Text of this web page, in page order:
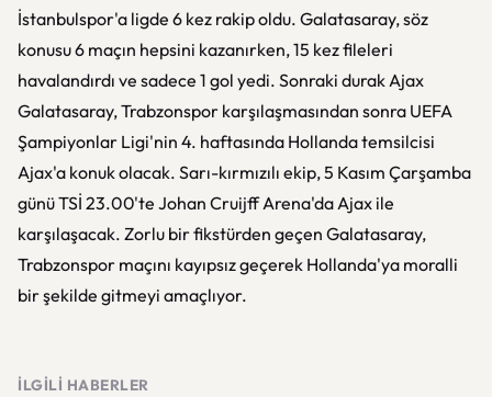
İstanbulspor'a ligde 6 kez rakip oldu. Galatasaray, söz
konusu 6 maçın hepsini kazanırken, 15 kez fileleri
havalandırdı ve sadece 1 gol yedi. Sonraki durak Ajax
Galatasaray, Trabzonspor karşılaşmasından sonra UEFA
Şampiyonlar Ligi'nin 4. haftasında Hollanda temsilcisi
Ajax'a konuk olacak. Sarı-kırmızılı ekip, 5 Kasım Çarşamba
günü TSİ 23.00'te Johan Cruijff Arena'da Ajax ile
karşılaşacak. Zorlu bir fikstürden geçen Galatasaray,
Trabzonspor maçını kayıpsız geçerek Hollanda'ya moralli
bir şekilde gitmeyi amaçlıyor.
İLGILI HABERLER